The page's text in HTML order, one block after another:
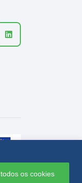
os cookies